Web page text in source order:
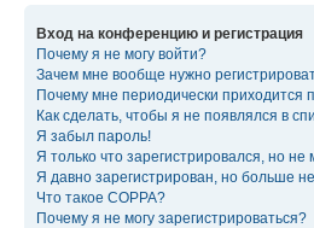
Вход на конференцию и регистрация
Почему я не могу войти?
Зачем мне вообще нужно
Почему мне периодически приходится
Как сделать, чтобы я не появлялся в
Я забыл пароль!
Я только что зарегистрировался, но не
Я давно зарегистрирован, но больше
Что такое COPPA?
Почему я не могу зарегистрироваться?